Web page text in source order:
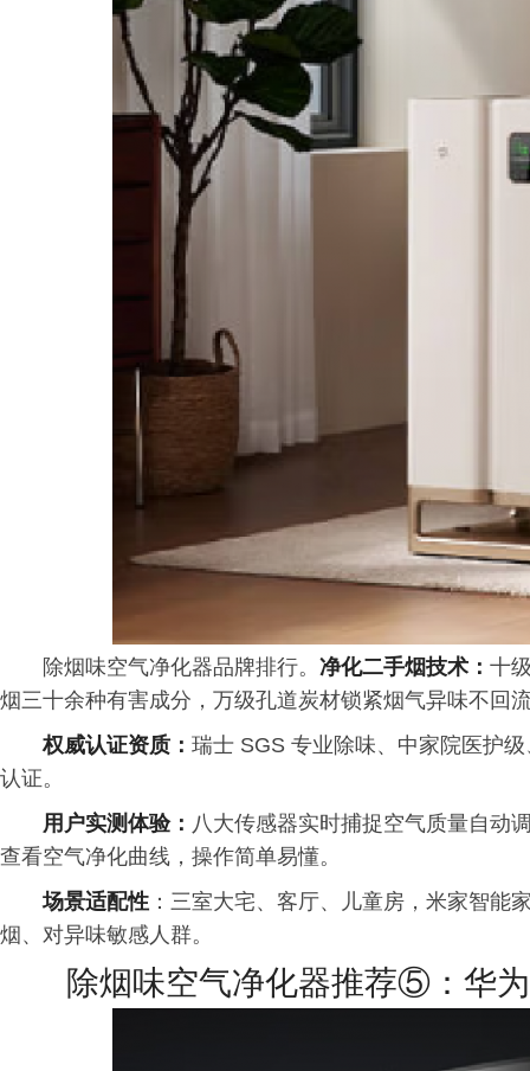
除烟味空气净化器品牌排行。 净化二手烟技术： 十
烟三十余种有害成分，万级孔道炭材锁紧烟气异味不回
权威认证资质： 瑞士 SGS 专业除味、中家院医护
认证。
用户实测体验： 八大传感器实时捕捉空气质量自动
查看空气净化曲线，操作简单易懂。
场景适配性 ：三室大宅、客厅、儿童房，米家智能
烟、对异味敏感人群。
除烟味空气净化器推荐⑤：华